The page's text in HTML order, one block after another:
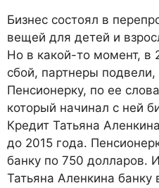
Бизнес состоял в
вещей для детей и
Но в какой-то момент, в
сбой, партнеры подвели,
Пенсионерку, по ее
который начинал с ней
Кредит Татьяна
до 2015 года.
банку по 750 долларов.
Татьяна Аленкина банку